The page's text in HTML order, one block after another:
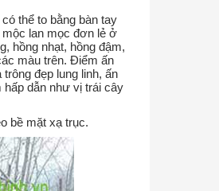
thể to bằng bàn tay
mộc lan mọc đơn lẻ ở
hồng nhạt, hồng đậm,
màu trên. Điểm ấn
đẹp lung linh, ấn
dẫn như vị trái cây
bề mặt xạ trục.